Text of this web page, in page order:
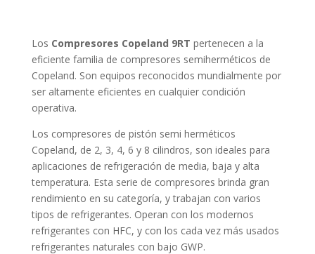
Los Compresores Copeland 9RT pertenecen a la
eficiente familia de compresores semiherméticos de
Copeland. Son equipos reconocidos mundialmente por
ser altamente eficientes en cualquier condición
operativa.
Los compresores de pistón semi herméticos
Copeland, de 2, 3, 4, 6 y 8 cilindros, son ideales para
aplicaciones de refrigeración de media, baja y alta
temperatura. Esta serie de compresores brinda gran
rendimiento en su categoría, y trabajan con varios
tipos de refrigerantes. Operan con los modernos
refrigerantes con HFC, y con los cada vez más usados
refrigerantes naturales con bajo GWP.